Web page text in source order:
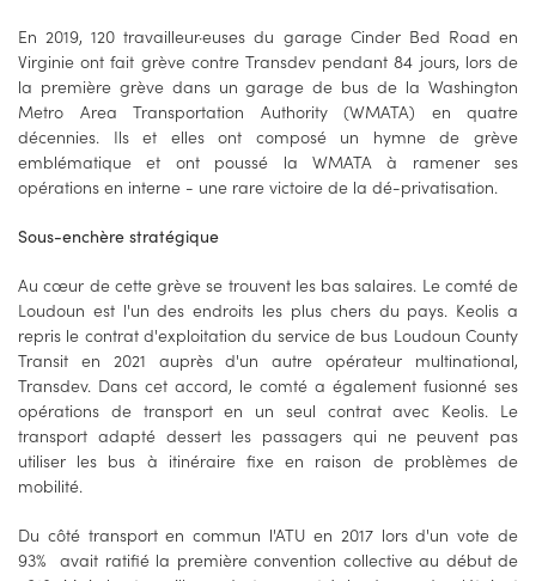
En 2019, 120 travailleur·euses du garage Cinder Bed Road en
Virginie ont fait grève contre Transdev pendant 84 jours, lors de
la première grève dans un garage de bus de la Washington
Metro Area Transportation Authority (WMATA) en quatre
décennies. Ils et elles ont composé un hymne de grève
emblématique et ont poussé la WMATA à ramener ses
opérations en interne - une rare victoire de la dé-privatisation.
Sous-enchère stratégique
Au cœur de cette grève se trouvent les bas salaires. Le comté de
Loudoun est l'un des endroits les plus chers du pays. Keolis a
repris le contrat d'exploitation du service de bus Loudoun County
Transit en 2021 auprès d'un autre opérateur multinational,
Transdev. Dans cet accord, le comté a également fusionné ses
opérations de transport en un seul contrat avec Keolis. Le
transport adapté dessert les passagers qui ne peuvent pas
utiliser les bus à itinéraire fixe en raison de problèmes de
mobilité.
Du côté transport en commun l'ATU en 2017 lors d'un vote de
93% avait ratifié la première convention collective au début de